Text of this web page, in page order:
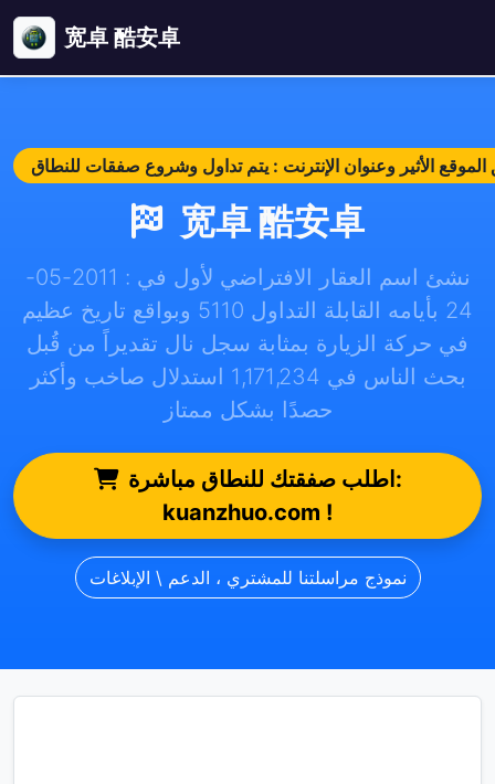
宽卓 酷安卓
宽卓 酷安卓
نشئ اسم العقار الافتراضي لأول في : 2011-05-
24 بأيامه القابلة التداول 5110 وبواقع تاريخ عظيم
في حركة الزيارة بمثابة سجل نال تقديراً من قُبل
بحث الناس في 1,171,234 استدلال صاخب وأكثر
حصدًا بشكل ممتاز
اطلب صفقتك للنطاق مباشرة:
kuanzhuo.com !
نموذج مراسلتنا للمشتري ، الدعم \ الإبلاغات